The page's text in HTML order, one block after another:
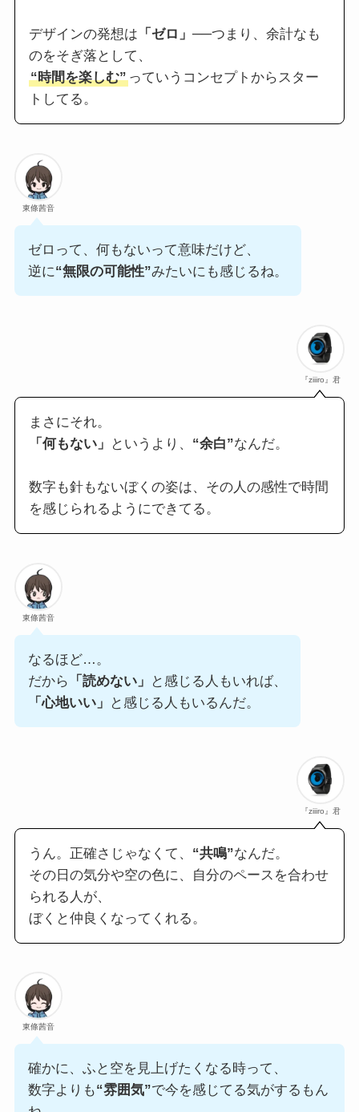
デザインの発想は 「ゼロ」 ──つまり、余計なも
のをそぎ落として、
“時間を楽しむ”っていうコンセプトからスター
トしてる。
東條茜音
ゼロって、何もないって意味だけど、
逆に“無限の可能性”みたいにも感じるね。
『ziiiro』君
まさにそれ。
「何もない」
というより、 “余白”なんだ。
数字も針もないぼくの姿は、その人の感性で時間
を感じられるようにできてる。
東條茜音
なるほど…。
だから
「読めない」
と感じる人もいれば、
「心地いい」
と感じる人もいるんだ。
『ziiiro』君
うん。正確さじゃなくて、 “共鳴”なんだ。
その日の気分や空の色に、自分のペースを合わせ
られる人が、
ぼくと仲良くなってくれる。
東條茜音
確かに、ふと空を見上げたくなる時って、
数字よりも“雰囲気”で今を感じてる気がするもん